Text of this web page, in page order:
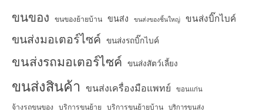
ขนของ ขนของย้ายบ้าน ขนส่ง ขนส่งของชิ้นใหญ่ ขนส่งบิ๊กไบค์
ขนส่งมอเตอร์ไซค์ ขนส่งรถบิ๊กไบค์
ขนส่งรถมอเตอร์ไซค์ ขนส่งสัตว์เลี้ยง
ขนส่งสินค้า ขนส่งเครื่องมือแพทย์ ขอนแก่น
จ้างรถขนของ บริการขนย้าย บริการขนย้ายบ้าน บริการขนส่ง